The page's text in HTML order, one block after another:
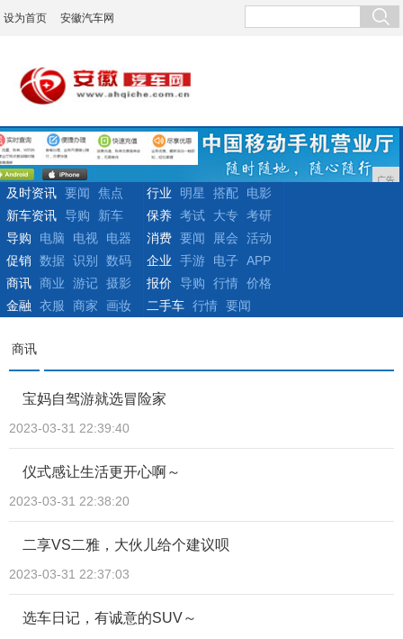
设为首页 安徽汽车网
广告
及时资讯 要闻
焦点
新车资讯 导购 新车
行业 明星 搭配
电影
保养 考试 大专 考研
导购
电脑 电视
电器
促销
数据 识别 数码
消费 要闻 展会
活动
企业
手游 电子
APP
商讯 商业 游记 摄影
金融
衣服 商家 画妆
报价 导购 行情 价格
二手车 行情 要闻
商讯
宝妈自驾游就选冒险家
2023-03-31 22:39:40
仪式感让生活更开心啊～
2023-03-31 22:38:20
二享VS二雅，大伙儿给个建议呗
2023-03-31 22:37:03
选车日记，有诚意的SUV～